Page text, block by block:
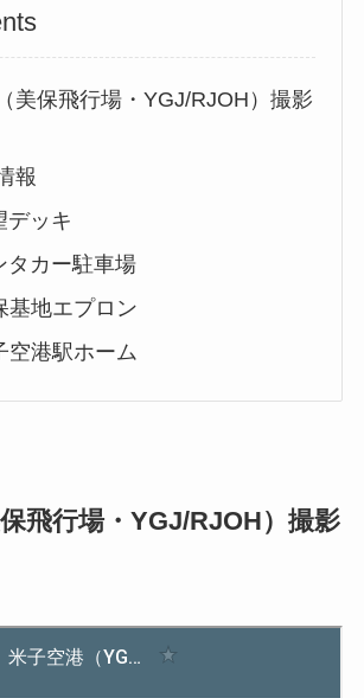
美保飛行場・YGJ/RJOH）撮影
報
デッキ
タカー駐車場
基地エプロン
空港駅ホーム
飛行場・YGJ/RJOH）撮影